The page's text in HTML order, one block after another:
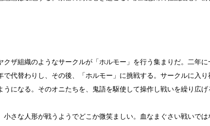
クザ組織のようなサークルが「ホルモー」を行う集まりだ。二年
で代替わりし、その後、「ホルモー」に挑戦する。サークルに入
うになる。そのオニたちを、鬼語を駆使して操作し戦いを繰り広げ
小さな人形が戦うようでどこか微笑ましい。血なまぐさい戦いで